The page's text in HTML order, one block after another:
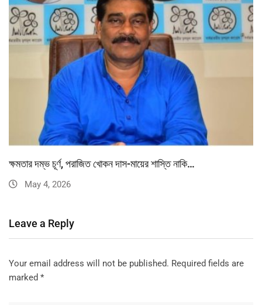
ক্ষমতার দম্ভ চূর্ণ, পরাজিত খোকন দাস-মায়ের শাস্তি নাকি…
May 4, 2026
Leave a Reply
Your email address will not be published. Required fields are
marked *